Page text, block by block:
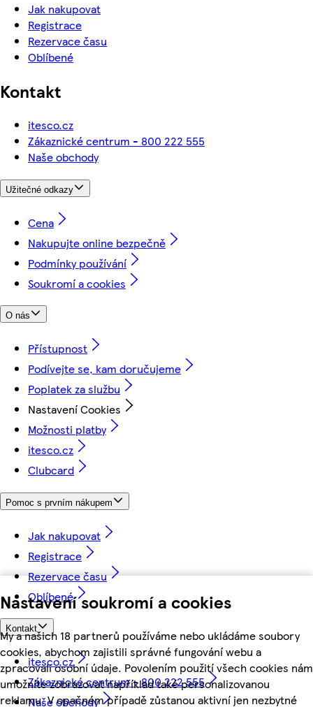
Nastavení soukromí a cookies
My a našich 18 partnerů používáme nebo ukládáme soubory
cookies, abychom zajistili správné fungování webu a
zpracovali osobní údaje. Povolením použití všech cookies nám
umožníte zobrazovat například také personalizovanou
reklamu. V opačném případě zůstanou aktivní jen nezbytné
Jak nakupovat
Registrace
Rezervace času
Oblíbené
Kontakt
itesco.cz
Zákaznické centrum - 800 222 555
Naše obchody
Užitečné odkazy
Cena
Nakupujte online bezpečně
Podmínky používání
Soukromí a cookies
O nás
Přístupnost
Podívejte se, kam doručujeme
Poplatek za službu
Nastavení Cookies
Možnosti platby
itesco.cz
Clubcard
Pomoc s prvním nákupem
Jak nakupovat
Registrace
Rezervace času
Oblíbené
Kontakt
itesco.cz
Zákaznické centrum - 800 222 555
Naše obchody